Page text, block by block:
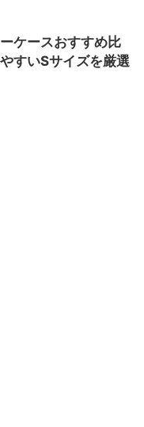
ケースおすすめ比
すいSサイズを厳選